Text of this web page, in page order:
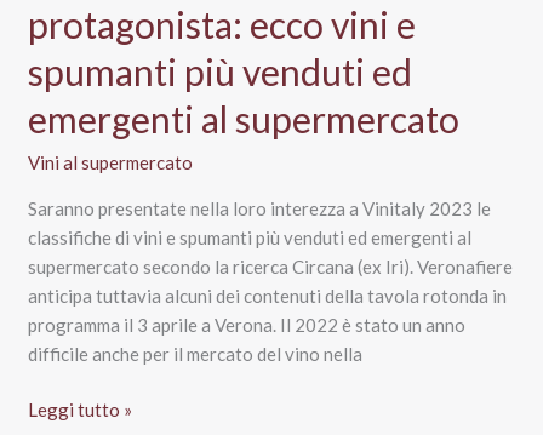
protagonista: ecco vini e
spumanti più venduti ed
emergenti al supermercato
Vini al supermercato
Saranno presentate nella loro interezza a Vinitaly 2023 le
classifiche di vini e spumanti più venduti ed emergenti al
supermercato secondo la ricerca Circana (ex Iri). Veronafiere
anticipa tuttavia alcuni dei contenuti della tavola rotonda in
programma il 3 aprile a Verona. Il 2022 è stato un anno
difficile anche per il mercato del vino nella
Vinitaly
Leggi tutto »